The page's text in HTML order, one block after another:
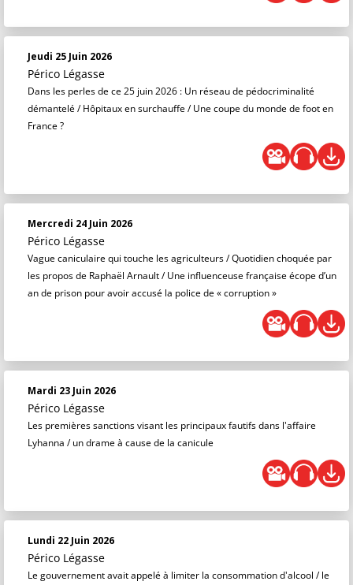
Jeudi 25 Juin 2026
Périco Légasse
Dans les perles de ce 25 juin 2026 : Un réseau de pédocriminalité
démantelé / Hôpitaux en surchauffe / Une coupe du monde de foot en
France ?
Mercredi 24 Juin 2026
Périco Légasse
Vague caniculaire qui touche les agriculteurs / Quotidien choquée par
les propos de Raphaël Arnault / Une influenceuse française écope d’un
an de prison pour avoir accusé la police de « corruption »
Mardi 23 Juin 2026
Périco Légasse
Les premières sanctions visant les principaux fautifs dans l'affaire
Lyhanna / un drame à cause de la canicule
Lundi 22 Juin 2026
Périco Légasse
Le gouvernement avait appelé à limiter la consommation d'alcool / le